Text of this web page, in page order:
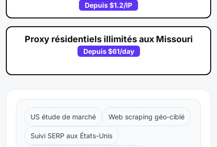
Depuis$1.2/IP
Proxy résidentiels illimités aux Missouri
Depuis$61/day
US étude de marché Web scraping géo-ciblé
Suivi SERP aux États-Unis